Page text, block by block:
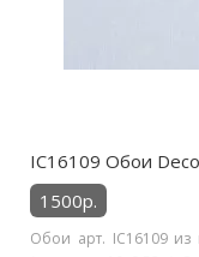
IC16109 Обои
1500р.
Обои арт. IC16109 из